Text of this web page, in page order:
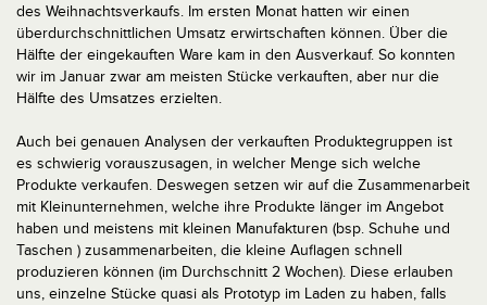
des Weihnachtsverkaufs. Im ersten Monat hatten wir einen
überdurchschnittlichen Umsatz erwirtschaften können. Über die
Hälfte der eingekauften Ware kam in den Ausverkauf. So konnten
wir im Januar zwar am meisten Stücke verkauften, aber nur die
Hälfte des Umsatzes erzielten.
Auch bei genauen Analysen der verkauften Produktegruppen ist
es schwierig vorauszusagen, in welcher Menge sich welche
Produkte verkaufen. Deswegen setzen wir auf die Zusammenarbeit
mit Kleinunternehmen, welche ihre Produkte länger im Angebot
haben und meistens mit kleinen Manufakturen (bsp. Schuhe und
Taschen ) zusammenarbeiten, die kleine Auflagen schnell
produzieren können (im Durchschnitt 2 Wochen). Diese erlauben
uns, einzelne Stücke quasi als Prototyp im Laden zu haben, falls